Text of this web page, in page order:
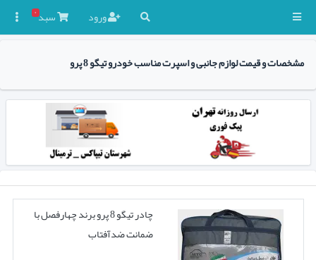
ورود سبد۰
مشخصات و قیمت لوازم جانبی و اسپرت مناسب خودرو تیگو 8 پرو
چادر تیگو 8 پرو برند چهارفصل با
ضمانت ضدآفتاب